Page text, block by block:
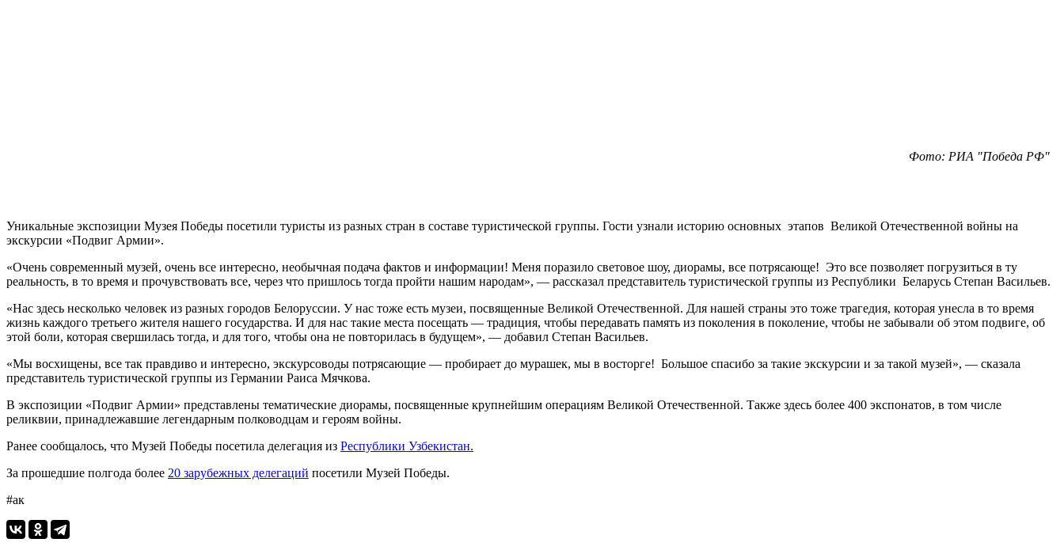
Фото: РИА "Победа РФ"
Уникальные экспозиции Музея Победы посетили туристы из разных стран в составе туристической группы. Гости узнали историю основных этапов Великой Отечественной войны на
экскурсии «Подвиг Армии».
«Очень современный музей, очень все интересно, необычная подача фактов и информации! Меня поразило световое шоу, диорамы, все потрясающе! Это все позволяет погрузиться в ту
реальность, в то время и прочувствовать все, через что пришлось тогда пройти нашим народам», — рассказал представитель туристической группы из Республики Беларусь Степан Васильев.
«Нас здесь несколько человек из разных городов Белоруссии. У нас тоже есть музеи, посвященные Великой Отечественной. Для нашей страны это тоже трагедия, которая унесла в то время
жизнь каждого третьего жителя нашего государства. И для нас такие места посещать — традиция, чтобы передавать память из поколения в поколение, чтобы не забывали об этом подвиге, об
этой боли, которая свершилась тогда, и для того, чтобы она не повторилась в будущем», — добавил Степан Васильев.
«Мы восхищены, все так правдиво и интересно, экскурсоводы потрясающие — пробирает до мурашек, мы в восторге! Большое спасибо за такие экскурсии и за такой музей», — сказала
представитель туристической группы из Германии Раиса Мячкова.
В экспозиции «Подвиг Армии» представлены тематические диорамы, посвященные крупнейшим операциям Великой Отечественной. Также здесь более 400 экспонатов, в том числе
реликвии, принадлежавшие легендарным полководцам и героям войны.
Ранее сообщалось, что Музей Победы посетила делегация из Республики Узбекистан.
За прошедшие полгода более 20 зарубежных делегаций посетили Музей Победы.
#ак